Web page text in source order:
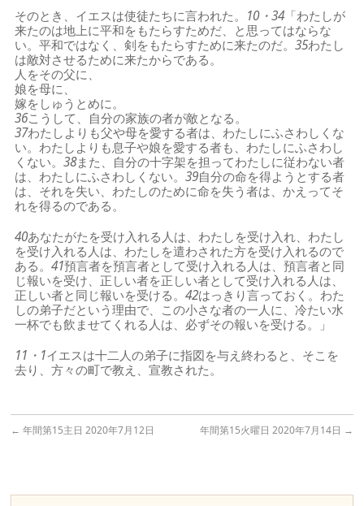
そのとき、イエスは使徒たちに言われた。 10・34 「わたしが
来たのは地上に平和をもたらすためだ、と思ってはならな
い。平和ではなく、剣をもたらすために来たのだ。35わたし
は敵対させるために来たからである。
人をその父に、
娘を母に、
嫁をしゅうとめに。
36こうして、自分の家族の者が敵となる。
37わたしよりも父や母を愛する者は、わたしにふさわしくな
い。わたしよりも息子や娘を愛する者も、わたしにふさわし
くない。38また、自分の十字架を担ってわたしに従わない者
は、わたしにふさわしくない。39自分の命を得ようとする者
は、それを失い、わたしのために命を失う者は、かえってそ
れを得るのである。
40あなたがたを受け入れる人は、わたしを受け入れ、わたし
を受け入れる人は、わたしを遣わされた方を受け入れるので
ある。41預言者を預言者として受け入れる人は、預言者と同
じ報いを受け、正しい者を正しい者として受け入れる人は、
正しい者と同じ報いを受ける。42はっきり言っておく。わた
しの弟子だという理由で、この小さな者の一人に、冷たい水
一杯でも飲ませてくれる人は、必ずその報いを受ける。」
11・1イエスは十二人の弟子に指図を与え終わると、そこを
去り、方々の町で教え、宣教された。
← 年間第15主日 2020年7月12日 年間第15火曜日 2020年7月14日 →